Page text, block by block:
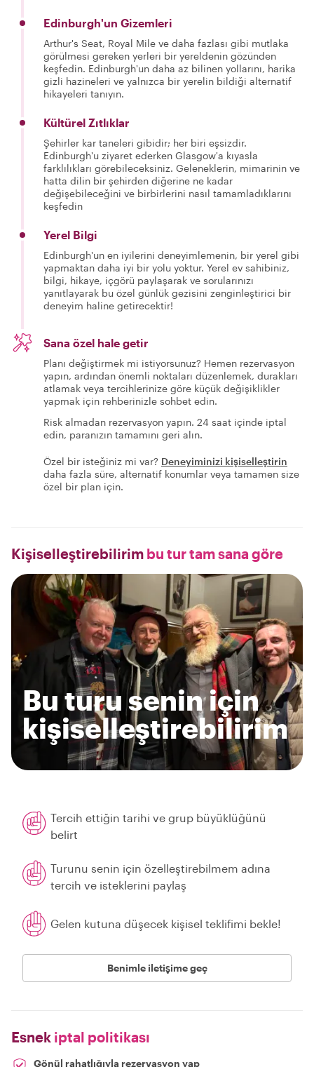
Edinburgh'un Gizemleri
Arthur's Seat, Royal Mile ve daha fazlası gibi mutlaka
görülmesi gereken yerleri bir yereldenin gözünden
keşfedin. Edinburgh'un daha az bilinen yollarını, harika
gizli hazineleri ve yalnızca bir yerelin bildiği alternatif
hikayeleri tanıyın.
Kültürel Zıtlıklar
Şehirler kar taneleri gibidir; her biri eşsizdir.
Edinburgh'u ziyaret ederken Glasgow'a kıyasla
farklılıkları görebileceksiniz. Geleneklerin, mimarinin ve
hatta dilin bir şehirden diğerine ne kadar
değişebileceğini ve birbirlerini nasıl tamamladıklarını
keşfedin
Yerel Bilgi
Edinburgh'un en iyilerini deneyimlemenin, bir yerel gibi
yapmaktan daha iyi bir yolu yoktur. Yerel ev sahibiniz,
bilgi, hikaye, içgörü paylaşarak ve sorularınızı
yanıtlayarak bu özel günlük gezisini zenginleştirici bir
deneyim haline getirecektir!
Sana özel hale getir
Planı değiştirmek mi istiyorsunuz? Hemen rezervasyon
yapın, ardından önemli noktaları düzenlemek, durakları
atlamak veya tercihlerinize göre küçük değişiklikler
yapmak için rehberinizle sohbet edin.
Risk almadan rezervasyon yapın. 24 saat içinde iptal
edin, paranızın tamamını geri alın.
Özel bir isteğiniz mi var? Deneyiminizi kişiselleştirin
daha fazla süre, alternatif konumlar veya tamamen size
özel bir plan için.
Kişiselleştirebilirim bu tur tam sana göre
Bu turu senin için
kişiselleştirebilirim
Tercih ettiğin tarihi ve grup büyüklüğünü
belirt
Turunu senin için özelleştirebilmem adına
tercih ve isteklerini paylaş
Gelen kutuna düşecek kişisel teklifimi bekle!
Benimle iletişime geç
Esnek iptal politikası
Gönül rahatlığıyla rezervasyon yap